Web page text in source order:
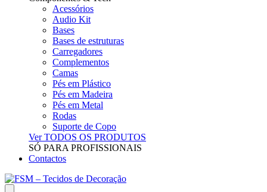
Acessórios
Audio Kit
Bases
Bases de estruturas
Carregadores
Complementos
Camas
Pés em Plástico
Pés em Madeira
Pés em Metal
Rodas
Suporte de Copo
Ver TODOS OS PRODUTOS
SÓ PARA PROFISSIONAIS
Contactos